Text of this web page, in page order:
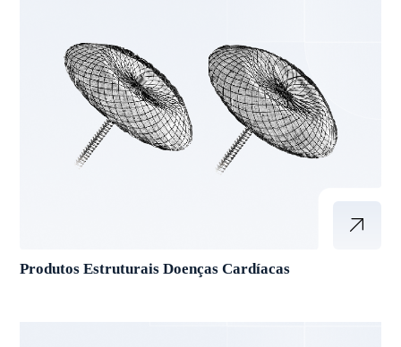
Produtos Estruturais Doenças Cardíacas